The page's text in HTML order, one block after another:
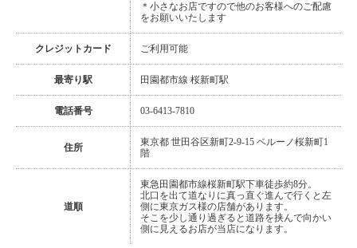
＊小さなお店ですので他のお客様へのご配慮
をお願いいたします
クレジットカード ご利用可能
最寄り駅 田園都市線 桜新町駅
電話番号 03-6413-7810
住所
東京都 世田谷区新町2-9-15 ベルーノ桜新町1
階
道順
東急田園都市線桜新町駅下車徒歩約8分。
北口を出て道なりに真っ直ぐ進んで行くと左
側に東京ガス様の店舗があります。
そこを少し通り過ぎると道路を挟んで向かい
側に見えるお店が当店になります。